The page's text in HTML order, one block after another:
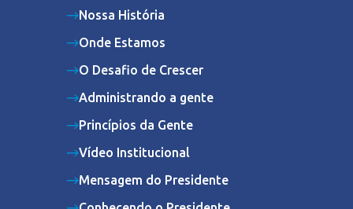
Nossa História
Onde Estamos
O Desafio de Crescer
Administrando a gente
Princípios da Gente
Vídeo Institucional
Mensagem do Presidente